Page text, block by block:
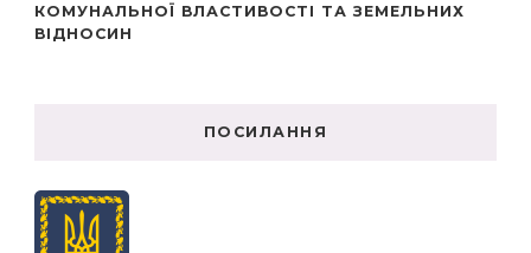
КОМУНАЛЬНОЇ ВЛАСТИВОСТІ ТА ЗЕМЕЛЬНИХ
ВІДНОСИН
ПОСИЛАННЯ